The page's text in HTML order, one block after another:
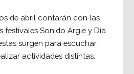
de abril contarán con las
festivales Sonido Argie y Día
surgen para escuchar
actividades distintas.